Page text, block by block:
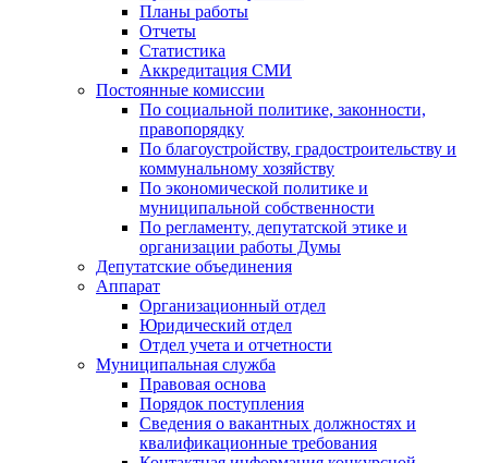
Планы работы
Отчеты
Статистика
Аккредитация СМИ
Постоянные комиссии
По социальной политике, законности,
правопорядку
По благоустройству, градостроительству и
коммунальному хозяйству
По экономической политике и
муниципальной собственности
По регламенту, депутатской этике и
организации работы Думы
Депутатские объединения
Аппарат
Организационный отдел
Юридический отдел
Отдел учета и отчетности
Муниципальная служба
Правовая основа
Порядок поступления
Сведения о вакантных должностях и
квалификационные требования